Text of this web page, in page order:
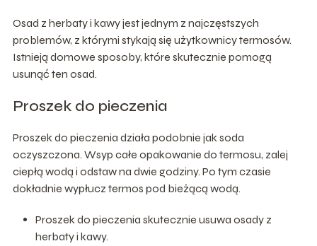
Osad z herbaty i kawy jest jednym z najczęstszych
problemów, z którymi stykają się użytkownicy termosów.
Istnieją domowe sposoby, które skutecznie pomogą
usunąć ten osad.
Proszek do pieczenia
Proszek do pieczenia działa podobnie jak soda
oczyszczona. Wsyp całe opakowanie do termosu, zalej
ciepłą wodą i odstaw na dwie godziny. Po tym czasie
dokładnie wypłucz termos pod bieżącą wodą.
Proszek do pieczenia skutecznie usuwa osady z
herbaty i kawy.